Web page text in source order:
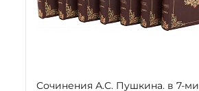
Сочинения А.С. Пушкина. в 7-ми